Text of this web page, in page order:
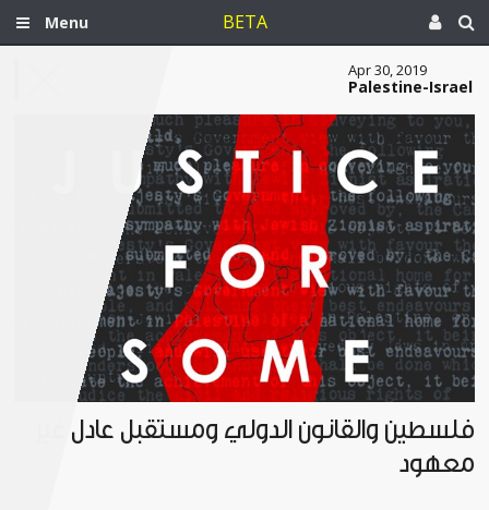
Menu BETA
Apr 30, 2019
Palestine-Israel
فلسطين والقانون الدولي ومستقبل عادل غير
معهود